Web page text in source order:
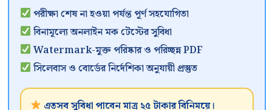
পরীক্ষা শেষ না হওয়া পর্যন্ত পূর্ণ সহযোগিতা
বিনামূল্যে অনলাইন মক টেস্টের সুবিধা
Watermark-মুক্ত পরিষ্কার ও পরিচ্ছন্ন PDF
সিলেবাস ও বোর্ডের নির্দেশিকা অনুযায়ী প্রস্তুত
এতসব সুবিধা পাবেন মাত্র ২৫ টাকার বিনিময়ে।